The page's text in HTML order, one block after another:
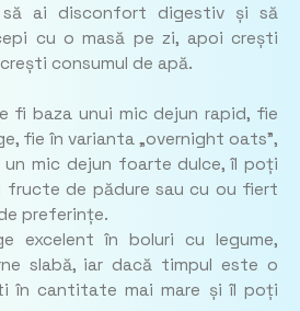
să ai disconfort digestiv și să
cu o masă pe zi, apoi crești
consumul de apă.
fi baza unui mic dejun rapid, fie
fie în varianta „overnight oats”,
mic dejun foarte dulce, îl poți
fructe de pădure sau cu ou fiert
preferințe.
excelent în boluri cu legume,
slabă, iar dacă timpul este o
în cantitate mai mare și îl poți